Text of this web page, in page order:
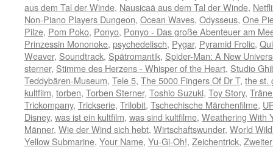
aus dem Tal der Winde, Nausicaä aus dem Tal der Winde,
Non-Piano Players Dungeon, Ocean Waves, Odysseus, One
Pilze, Pom Poko, Ponyo, Ponyo - Das große Abenteuer am
Prinzessin Mononoke, psychedelisch, Pygar, Pyramid Frolic,
Weaver, Soundtrack, Spätromantik, Spider-Man: A New
sterner, Stimme des Herzens - Whisper of the Heart, Studio
Teddybären-Museum, Tele 5, The 5000 Fingers Of Dr T, the st.
kultfilm, torben, Torben Sterner, Toshio Suzuki, Toy Story,
Trickompany, Trickserie, Trilobit, Tschechische Märchenfilme,
Disney, was ist ein kultfilm, was sind kultfilme, Weathering With
Männer, Wie der Wind sich hebt, Wirtschaftswunder, World
Yellow Submarine, Your Name, Yu-Gi-Oh!, Zeichentrick,